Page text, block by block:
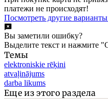
платежи не происходят!
Посмотреть другие
Вы заметили ошибку?
Выделите текст и нажмите
Темы
elektroniskie rēķini
atvaļinājums
darba likums
Еще из этого раздела